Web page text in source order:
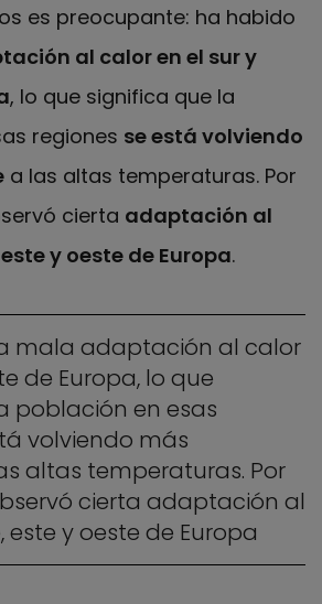
es preocupante: ha habido
al calor en el sur y
, lo que significa que la
regiones se está volviendo
a las altas temperaturas. Por
cierta adaptación al
y oeste de Europa.
mala adaptación al calor
de Europa, lo que
población en esas
volviendo más
altas temperaturas. Por
cierta adaptación al
este y oeste de Europa